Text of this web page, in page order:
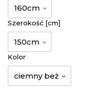
160cm
Szerokość [cm]
150cm
Kolor
ciemny beż